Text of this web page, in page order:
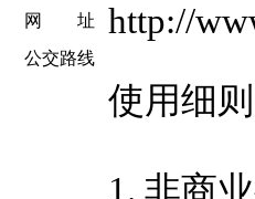
网 址 http://
公交路线
使用细
1. 非商